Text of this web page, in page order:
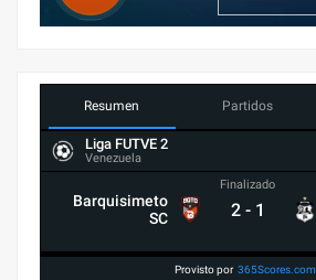
Resumen Partidos
Liga FUTVE 2
Venezuela
Barquisimeto
SC
Finalizado
2 - 1
Provisto por 365Scores.com